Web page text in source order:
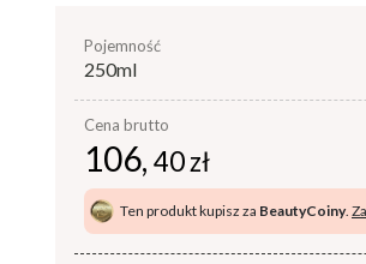
pojemność
250ml
Cena brutto
106, 40 zł
Ten produkt kupisz za BeautyCoiny.